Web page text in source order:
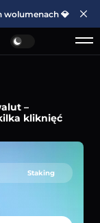
wolumenach 💎
–
kliknięć
Staking